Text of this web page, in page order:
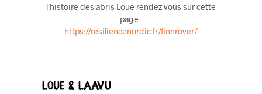
l’histoire des abris Loue rendez vous sur cette
page :
https://resiliencenordic.fr/finnrover/
Loue & Laavu